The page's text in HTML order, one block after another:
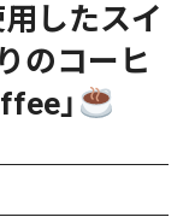
用したスイ
のコーヒ
」